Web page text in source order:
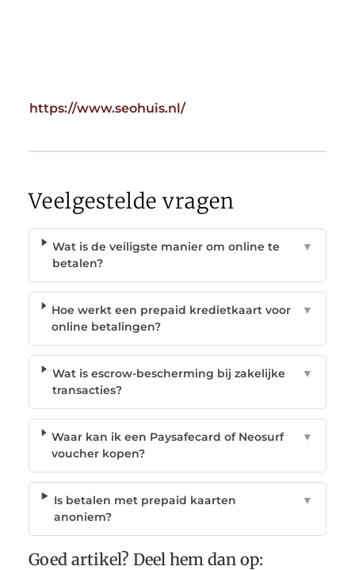
https://www.seohuis.nl/
Veelgestelde vragen
Wat is de veiligste manier om online te
betalen?
▼
Hoe werkt een prepaid kredietkaart voor
online betalingen?
▼
Wat is escrow-bescherming bij zakelijke
transacties?
▼
Waar kan ik een Paysafecard of Neosurf
voucher kopen?
▼
Is betalen met prepaid kaarten
anoniem?
▼
Goed artikel? Deel hem dan op: